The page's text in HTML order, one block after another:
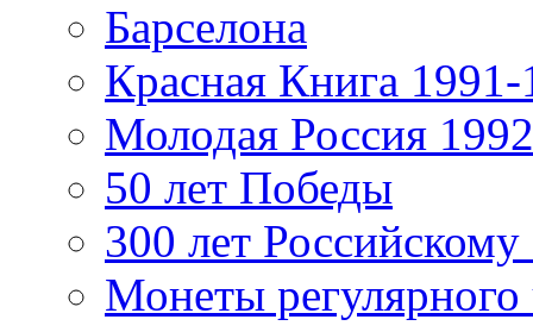
Барселона
Красная Книга 1991-
Молодая Россия
50 лет Победы
300 лет
Монеты